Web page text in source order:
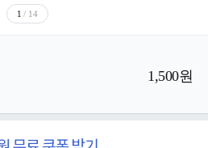
1 / 14
1,500원